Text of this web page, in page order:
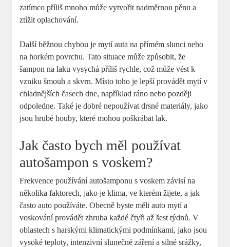
zatímco příliš mnoho může vytvořit nadměrnou pěnu a
ztížit oplachování.
Další běžnou chybou je mytí auta na přímém slunci nebo
na horkém povrchu. Tato situace může způsobit, že
šampon na laku vysychá příliš rychle, což může vést k
vzniku šmouh a skvrn. Místo toho je lepší provádět mytí v
chladnějších časech dne, například ráno nebo později
odpoledne. Také je dobré nepoužívat drsné materiály, jako
jsou hrubé houby, které mohou poškrábat lak.
Jak často bych měl používat
autošampon s voskem?
Frekvence používání autošamponu s voskem závisí na
několika faktorech, jako je klima, ve kterém žijete, a jak
často auto používáte. Obecně byste měli auto mytí a
voskování provádět zhruba každé čtyři až šest týdnů. V
oblastech s harskými klimatickými podmínkami, jako jsou
vysoké teploty, intenzivní slunečné záření a silné srážky,